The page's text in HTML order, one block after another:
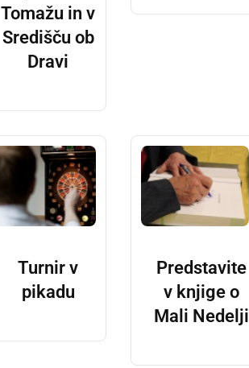
Tomažu in v
Središču ob
Dravi
Turnir v
pikadu
Predstavite
v knjige o
Mali Nedelji